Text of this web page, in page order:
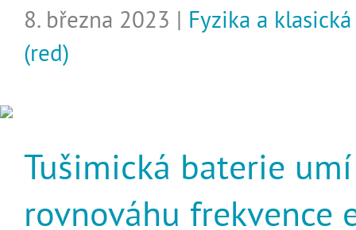
8. března 2023 | Fyzika a
(red)
Tušimická baterie
rovnováhu frekvence